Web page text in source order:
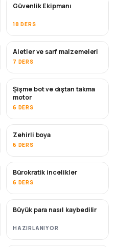
Güvenlik Ekipmanı
18 DERS
Aletler ve sarf malzemeleri
7 DERS
Şişme bot ve dıştan takma
motor
6 DERS
YAKINDA
Zehirli boya
6 DERS
Bürokratik incelikler
6 DERS
YAKINDA
Büyük para nasıl kaybedilir
HAZIRLANIYOR